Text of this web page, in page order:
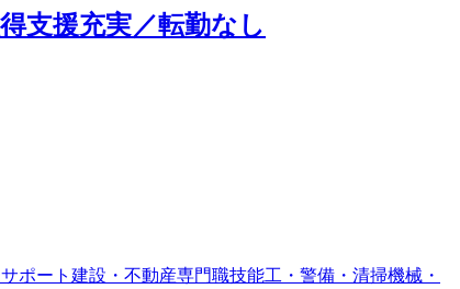
支援充実／転勤なし
ポート 建設・不動産専門職技能工・警備・清掃機械・